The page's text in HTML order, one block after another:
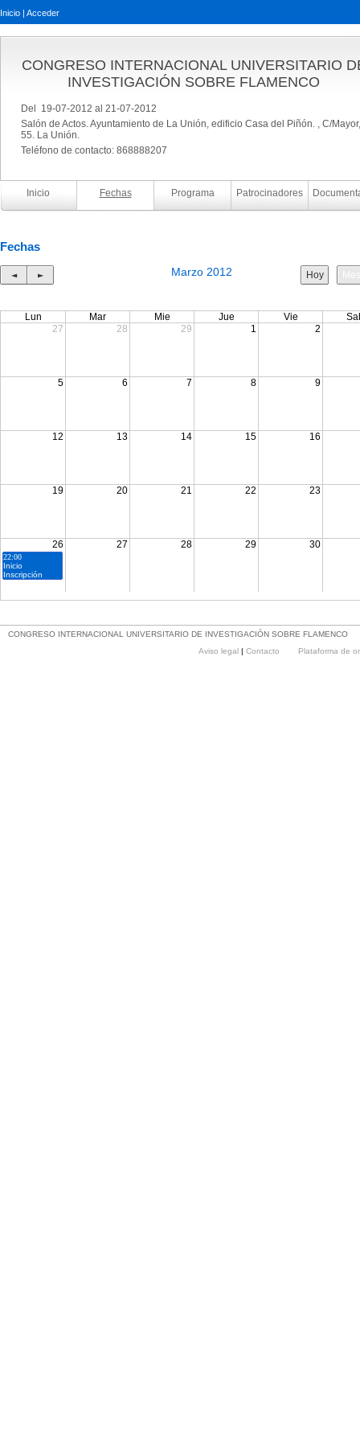
Inicio | Acceder
CONGRESO INTERNACIONAL UNIVERSITARIO
INVESTIGACIÓN SOBRE FLAMENCO
Del 19-07-2012 al 21-07-2012
Salón de Actos. Ayuntamiento de La Unión, edificio Casa del Piñón. , C/Mayor,
55. La Unión.
Teléfono de contacto: 868888207
Inicio Fechas Programa Patrocinadores
Fechas
◄ ► Marzo 2012 Hoy
Lun Mar Mie Jue Vie
27
28 29 1 2
5 6 7 8 9
12 13 14 15 16
19 20 21 22 23
26 27 28 29 30
22:00
Inicio
Inscripción
CONGRESO INTERNACIONAL UNIVERSITARIO DE INVESTIGACIÓN SOBRE FLAMENCO
Aviso legal | Contacto Plataforma de